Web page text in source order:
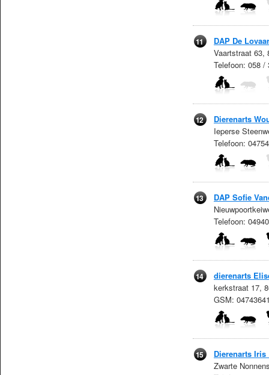
11
DAP De
Vaartstraat 63,
Telefoon: 058
12
Dierenarts
Ieperse
Telefoon:
13
DAP Sofie
Telefoon:
14
dierenarts
kerkstraat 17,
GSM:
15
Dierenarts Iris
Zwarte